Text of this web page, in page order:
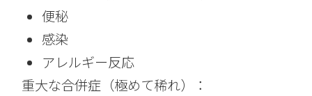
便秘
感染
アレルギー反応
重大な合併症（極めて稀れ）：